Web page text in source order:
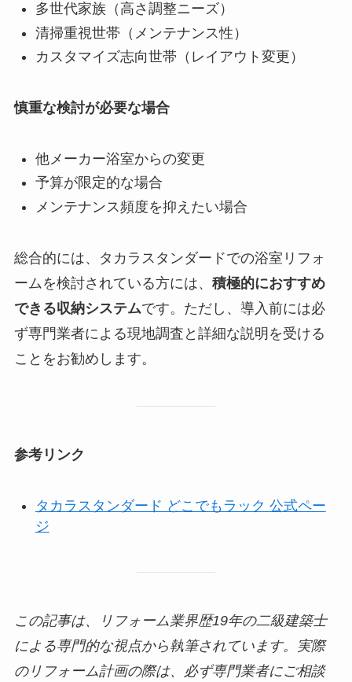
多世代家族（高さ調整ニーズ）
清掃重視世帯（メンテナンス性）
カスタマイズ志向世帯（レイアウト変更）
慎重な検討が必要な場合
他メーカー浴室からの変更
予算が限定的な場合
メンテナンス頻度を抑えたい場合
総合的には、タカラスタンダードでの浴室リフォ
ームを検討されている方には、 積極的におすすめ
できる収納システムです。ただし、導入前には必
ず専門業者による現地調査と詳細な説明を受ける
ことをお勧めします。
参考リンク
タカラスタンダード どこでもラック 公式ペー
ジ
この記事は、リフォーム業界歴19年の二級建築士
による専門的な視点から執筆されています。実際
のリフォーム計画の際は、必ず専門業者にご相談